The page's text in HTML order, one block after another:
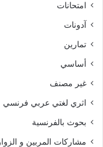
امتحانات
آدونات
تمارين
أساسي
غير مصنف
اثري لغتي عربي فرنسي
بحوث بالفرنسية
مشاركات المربين و الزوار